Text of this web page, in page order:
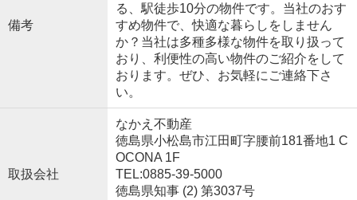
備考
る、駅徒歩10分の物件です。当社のおす
すめ物件で、快適な暮らしをしません
か？当社は多種多様な物件を取り扱って
おり、利便性の高い物件のご紹介をして
おります。ぜひ、お気軽にご連絡下さ
い。
取扱会社
なかえ不動産
徳島県小松島市江田町字腰前181番地1 C
OCONA 1F
TEL:0885-39-5000
徳島県知事 (2) 第3037号